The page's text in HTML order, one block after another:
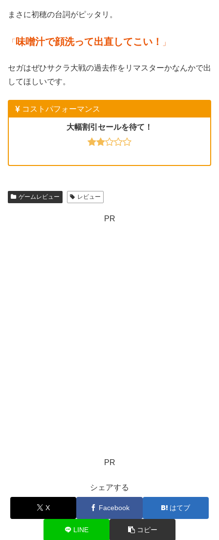
まさに初穂の台詞がピッタリ。
「 味噌汁で顔洗って出直してこい！ 」
セガはぜひサクラ大戦の過去作をリマスターかなんかで出
してほしいです。
コストパフォーマンス
大幅割引セールを待て！
ゲームレビュー レビュー
PR
PR
シェアする
X Facebook はてブ
LINE コピー